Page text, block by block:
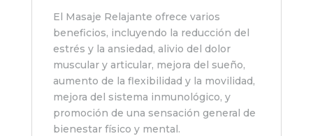
El Masaje Relajante ofrece varios
beneficios, incluyendo la reducción del
estrés y la ansiedad, alivio del dolor
muscular y articular, mejora del sueño,
aumento de la flexibilidad y la movilidad,
mejora del sistema inmunológico, y
promoción de una sensación general de
bienestar físico y mental.